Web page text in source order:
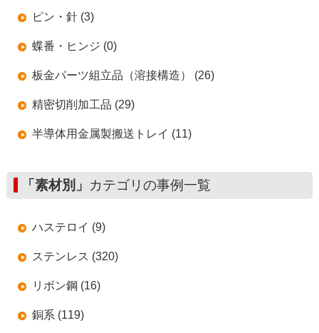
ピン・針 (3)
蝶番・ヒンジ (0)
板金パーツ組立品（溶接構造） (26)
精密切削加工品 (29)
半導体用金属製搬送トレイ (11)
「素材別」 カテゴリの事例一覧
ハステロイ (9)
ステンレス (320)
リボン鋼 (16)
銅系 (119)